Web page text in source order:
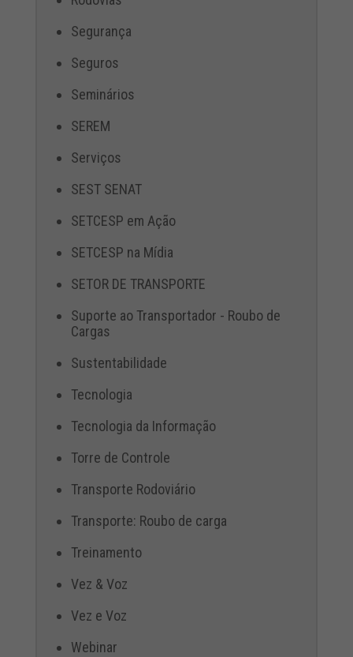
Segurança
Seguros
Seminários
SEREM
Serviços
SEST SENAT
SETCESP em Ação
SETCESP na Mídia
SETOR DE TRANSPORTE
Suporte ao Transportador - Roubo de
Cargas
Sustentabilidade
Tecnologia
Tecnologia da Informação
Torre de Controle
Transporte Rodoviário
Transporte: Roubo de carga
Treinamento
Vez & Voz
Vez e Voz
Webinar